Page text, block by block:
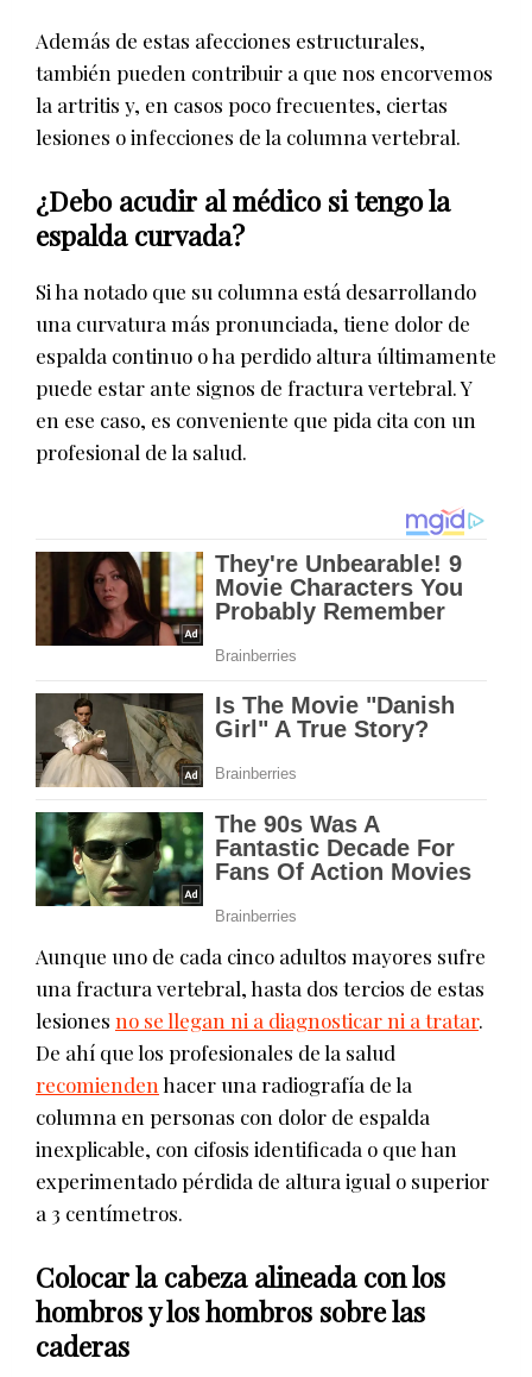
Además de estas afecciones estructurales,
también pueden contribuir a que nos encorvemos
la artritis y, en casos poco frecuentes, ciertas
lesiones o infecciones de la columna vertebral.
¿Debo acudir al médico si tengo la
espalda curvada?
Si ha notado que su columna está desarrollando
una curvatura más pronunciada, tiene dolor de
espalda continuo o ha perdido altura últimamente
puede estar ante signos de fractura vertebral. Y
en ese caso, es conveniente que pida cita con un
profesional de la salud.
Aunque uno de cada cinco adultos mayores sufre
una fractura vertebral, hasta dos tercios de estas
lesiones no se llegan ni a diagnosticar ni a tratar.
De ahí que los profesionales de la salud
recomienden hacer una radiografía de la
columna en personas con dolor de espalda
inexplicable, con cifosis identificada o que han
experimentado pérdida de altura igual o superior
a 3 centímetros.
Colocar la cabeza alineada con los
hombros y los hombros sobre las
caderas